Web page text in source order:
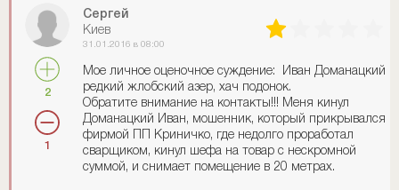
2
1
Сергей
Киев
31.01.2016 в 08:00
Мое личное оценочное суждение: Иван Доманацкий
редкий жлобский азер, хач подонок.
Обратите внимание на контакты!!! Меня кинул
Доманацкий Иван, мошенник, который прикрывался
фирмой ПП Криничко, где недолго проработал
сварщиком, кинул шефа на товар с нескромной
суммой, и снимает помещение в 20 метрах.